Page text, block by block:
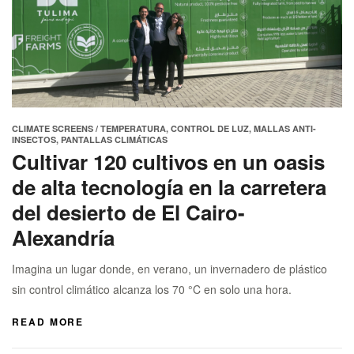
CLIMATE SCREENS / TEMPERATURA, CONTROL DE LUZ, MALLAS ANTI-
INSECTOS, PANTALLAS CLIMÁTICAS
Cultivar 120 cultivos en un oasis
de alta tecnología en la carretera
del desierto de El Cairo-
Alexandría
Imagina un lugar donde, en verano, un invernadero de plástico
sin control climático alcanza los 70 °C en solo una hora.
READ MORE